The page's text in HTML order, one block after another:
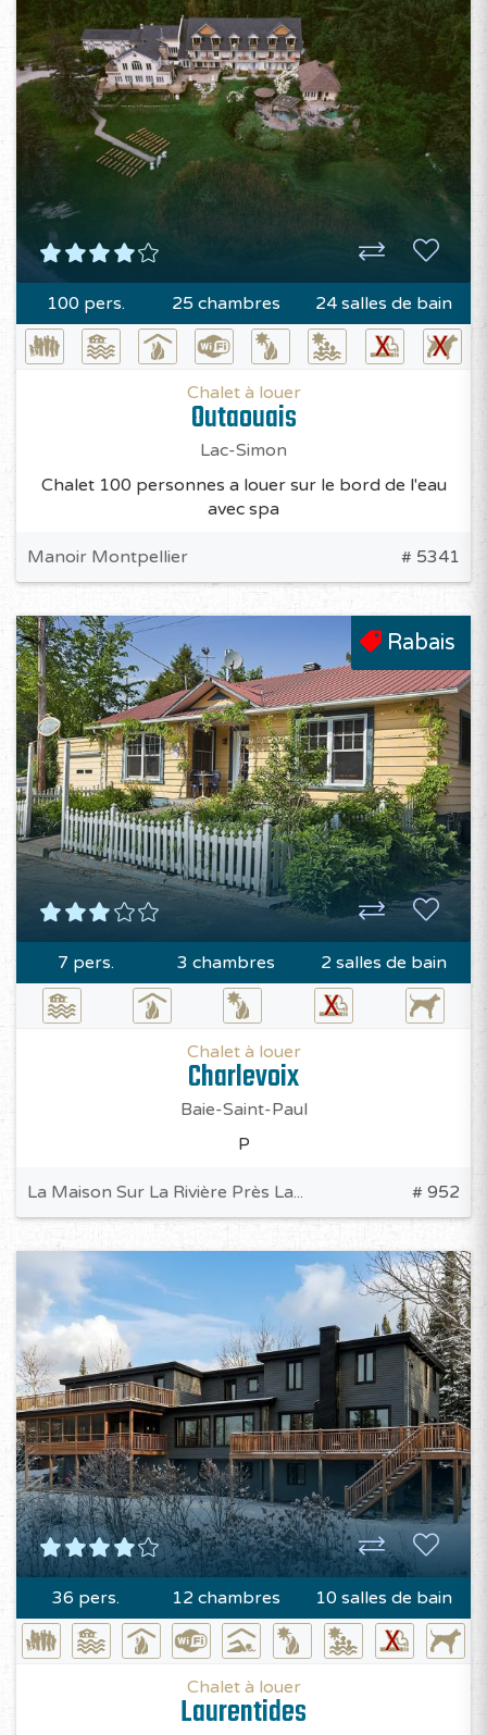
100 pers. 25 chambres 24 salles de bain
Chalet à louer
Outaouais
Lac-Simon
Chalet 100 personnes a louer sur le bord de l'eau
avec spa
Manoir Montpellier # 5341
Rabais
7 pers. 3 chambres 2 salles de bain
Chalet à louer
Charlevoix
Baie-Saint-Paul
P
La Maison Sur La Rivière Près La... # 952
36 pers. 12 chambres 10 salles de bain
Chalet à louer
Laurentides